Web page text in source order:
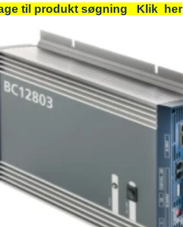
til produkt søgning Klik her